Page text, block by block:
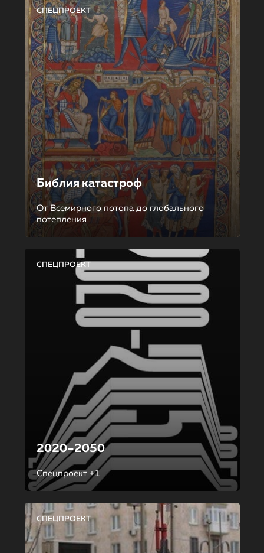
СПЕЦПРОЕКТ
Библия катастроф
От Всемирного потопа до глобального
потепления
СПЕЦПРОЕКТ
2020–2050
Спецпроект +1
СПЕЦПРОЕКТ